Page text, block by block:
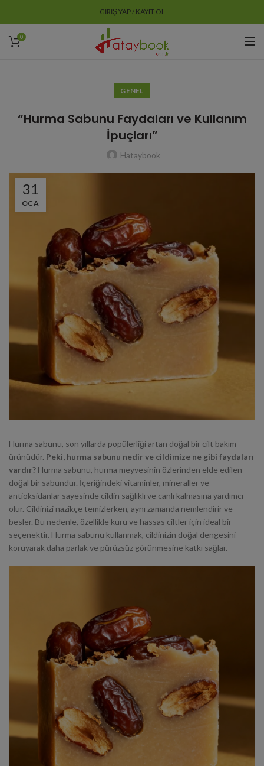
GIRIŞ YAP / KAYIT OL
0
GENEL
“Hurma Sabunu Faydaları ve Kullanım
İpuçları”
Hataybook
31
OCA
Hurma sabunu, son yıllarda popülerliği artan doğal bir cilt bakım
ürünüdür. Peki, hurma sabunu nedir ve cildimize ne gibi faydaları
vardır? Hurma sabunu, hurma meyvesinin özlerinden elde edilen
doğal bir sabundur. İçeriğindeki vitaminler, mineraller ve
antioksidanlar sayesinde cildin sağlıklı ve canlı kalmasına yardımcı
olur. Cildinizi nazikçe temizlerken, aynı zamanda nemlendirir ve
besler. Bu nedenle, özellikle kuru ve hassas ciltler için ideal bir
seçenektir. Hurma sabunu kullanmak, cildinizin doğal dengesini
koruyarak daha parlak ve pürüzsüz görünmesine katkı sağlar.